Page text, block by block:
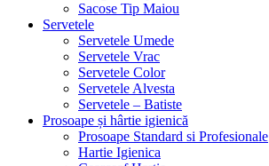
Sacose Tip Maiou
Servetele
Servetele Umede
Servetele Vrac
Servetele Color
Servetele Alvesta
Servetele – Batiste
Prosoape și hârtie igienică
Prosoape Standard si Profesionale
Hartie Igienica